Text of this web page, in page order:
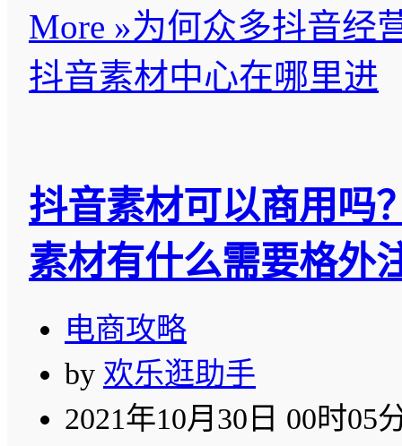
More »为何众多抖音经
抖音素材中心在哪里进
抖音素材可以商用吗
素材有什么需要格外
电商攻略
by 欢乐逛助手
2021年10月30日 00时05